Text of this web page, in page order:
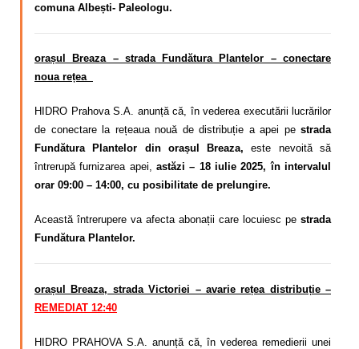
comuna Albești- Paleologu.
orașul Breaza – strada Fundătura Plantelor – conectare
noua rețea
HIDRO Prahova S.A. anunță că, în vederea executării lucrărilor
de conectare la rețeaua nouă de distribuție a apei pe strada
Fundătura Plantelor din orașul Breaza, este nevoită să
întrerupă furnizarea apei, astăzi – 18 iulie 2025, în intervalul
orar 09:00 – 14:00, cu posibilitate de prelungire.
Această întrerupere va afecta abonații care locuiesc pe strada
Fundătura Plantelor.
orașul Breaza, strada Victoriei – avarie rețea distribuție –
REMEDIAT 12:40
HIDRO PRAHOVA S.A. anunță că, în vederea remedierii unei